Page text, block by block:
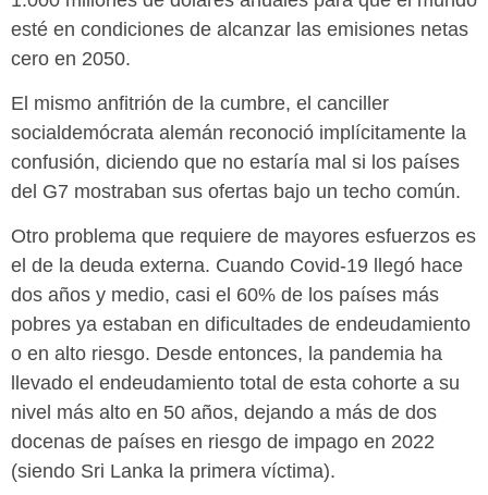
esté en condiciones de alcanzar las emisiones netas
cero en 2050.
El mismo anfitrión de la cumbre, el canciller
socialdemócrata alemán reconoció implícitamente la
confusión, diciendo que no estaría mal si los países
del G7 mostraban sus ofertas bajo un techo común.
Otro problema que requiere de mayores esfuerzos es
el de la deuda externa. Cuando Covid-19 llegó hace
dos años y medio, casi el 60% de los países más
pobres ya estaban en dificultades de endeudamiento
o en alto riesgo. Desde entonces, la pandemia ha
llevado el endeudamiento total de esta cohorte a su
nivel más alto en 50 años, dejando a más de dos
docenas de países en riesgo de impago en 2022
(siendo Sri Lanka la primera víctima).